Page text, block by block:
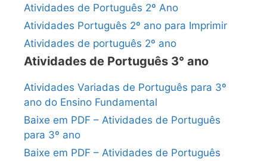
Atividades de Português 2º Ano
Atividades Português 2º ano para Imprimir
Atividades de português 2º ano
Atividades de Português 3° ano
Atividades Variadas de Português para 3º
ano do Ensino Fundamental
Baixe em PDF – Atividades de Português
para 3º ano
Baixe em PDF – Atividades de Português